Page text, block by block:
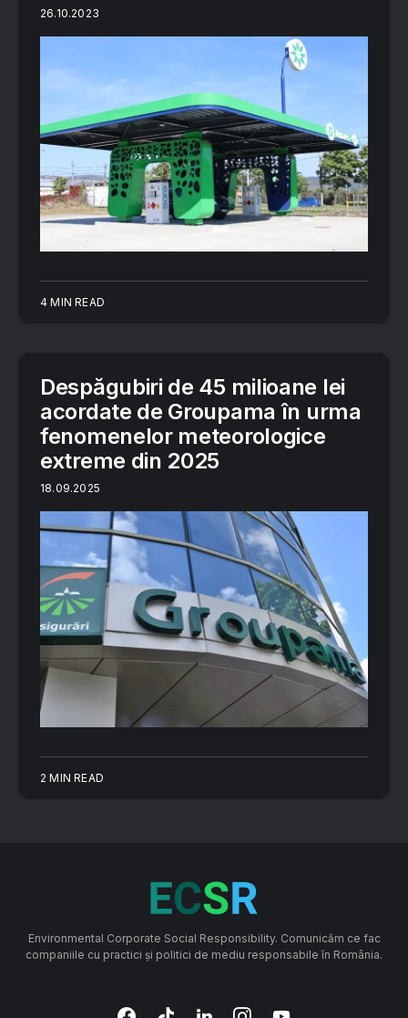
26.10.2023
4 MIN READ
Despăgubiri de 45 milioane lei
acordate de Groupama în urma
fenomenelor meteorologice
extreme din 2025
18.09.2025
2 MIN READ
Environmental Corporate Social Responsibility. Comunicăm ce fac
companiile cu practici și politici de mediu responsabile în România.